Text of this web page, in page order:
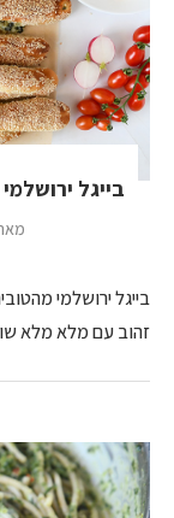
בייגל
בייגל ירושלמי
זהוב עם מלא מלא